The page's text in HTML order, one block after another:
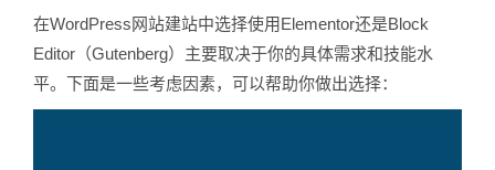
在WordPress网站建站中选择使用Elementor还是Block
Editor（Gutenberg）主要取决于你的具体需求和技能水
平。下面是一些考虑因素，可以帮助你做出选择：